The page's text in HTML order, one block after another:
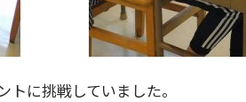
に挑戦していました。